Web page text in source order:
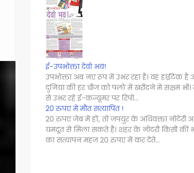
ई-उपभोक्ता देवो भव!
उपभोक्ता अब नए रूप में उभर रहा है। वह हाईटेक है
दुनिया की हर चीज को पलों में खरीदने में सक्षम भी।
से उभर रहे ई-कंज्यूमर पर रिपो...
20 रुपए में मौत सत्यापित !
20 रुपए जेब में हों, तो जपयुर के अधिवक्ता नोटेरी
यमदूत से मिला सकते है। शहर के नोटरी किसी की
का सत्यापन महज 20 रुपए में कर देते...